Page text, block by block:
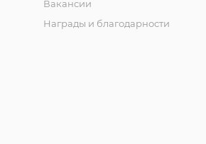
Вакансии
Награды и благодарности